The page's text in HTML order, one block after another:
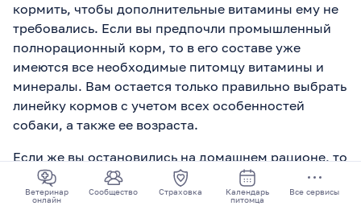
Ветеринар
онлайн
Сообщество Страховка
Календарь
питомца
Все сервисы
кормить, чтобы дополнительные витамины ему не
требовались. Если вы предпочли промышленный
полнорационный корм, то в его составе уже
имеются все необходимые питомцу витамины и
минералы. Вам остается только правильно выбрать
линейку кормов с учетом всех особенностей
собаки, а также ее возраста.
Если же вы остановились на домашнем рационе, то
дополнительные витамины понадобятся, но нет
необходимости самостоятельно определять, какие